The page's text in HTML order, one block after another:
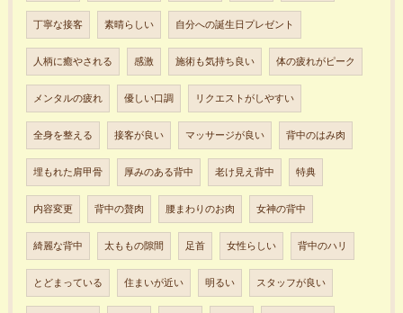
丁寧な接客 素晴らしい 自分への誕生日プレゼント
人柄に癒やされる 感激 施術も気持ち良い 体の疲れがピーク
メンタルの疲れ 優しい口調 リクエストがしやすい
全身を整える 接客が良い マッサージが良い 背中のはみ肉
埋もれた肩甲骨 厚みのある背中 老け見え背中 特典
内容変更 背中の贅肉 腰まわりのお肉 女神の背中
綺麗な背中 太ももの隙間 足首 女性らしい 背中のハリ
とどまっている 住まいが近い 明るい スタッフが良い